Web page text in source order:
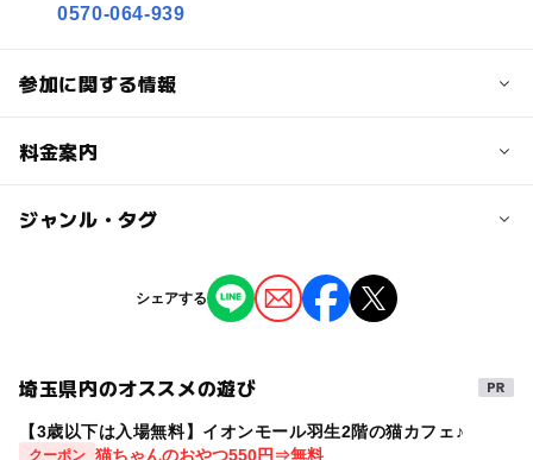
0570-064-939
参加に関する情報
定員
3歳･4歳･5歳･6歳(幼児) 小学生 中学生･高校生
注意・制限事項
料金案内
子供の料金
子供の料金詳細
大人の料金
1,200円
ジャンル・タグ
タグ
4歳以上入場可能
シェアする
埼玉県内のオススメの遊び
【3歳以下は入場無料】イオンモール羽生2階の猫カフェ♪
クーポン 猫ちゃんのおやつ550円⇒無料